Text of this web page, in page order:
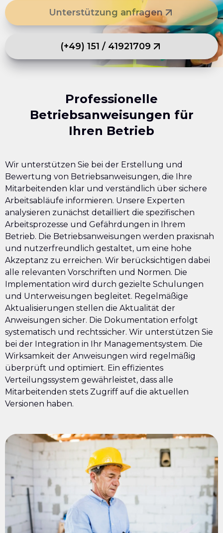
Unterstützung anfragen
(+49) 151 / 41921709
Professionelle
Betriebsanweisungen für
Ihren Betrieb
Wir unterstützen Sie bei der Erstellung und
Bewertung von Betriebsanweisungen, die Ihre
Mitarbeitenden klar und verständlich über sichere
Arbeitsabläufe informieren. Unsere Experten
analysieren zunächst detailliert die spezifischen
Arbeitsprozesse und Gefährdungen in Ihrem
Betrieb. Die Betriebsanweisungen werden praxisnah
und nutzerfreundlich gestaltet, um eine hohe
Akzeptanz zu erreichen. Wir berücksichtigen dabei
alle relevanten Vorschriften und Normen. Die
Implementation wird durch gezielte Schulungen
und Unterweisungen begleitet. Regelmäßige
Aktualisierungen stellen die Aktualität der
Anweisungen sicher. Die Dokumentation erfolgt
systematisch und rechtssicher. Wir unterstützen Sie
bei der Integration in Ihr Managementsystem. Die
Wirksamkeit der Anweisungen wird regelmäßig
überprüft und optimiert. Ein effizientes
Verteilungssystem gewährleistet, dass alle
Mitarbeitenden stets Zugriff auf die aktuellen
Versionen haben.